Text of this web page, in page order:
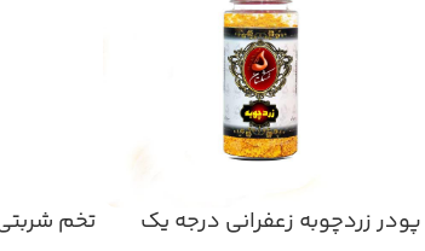
پودر زردچوبه زعفرانی درجه یک تخم شربتی